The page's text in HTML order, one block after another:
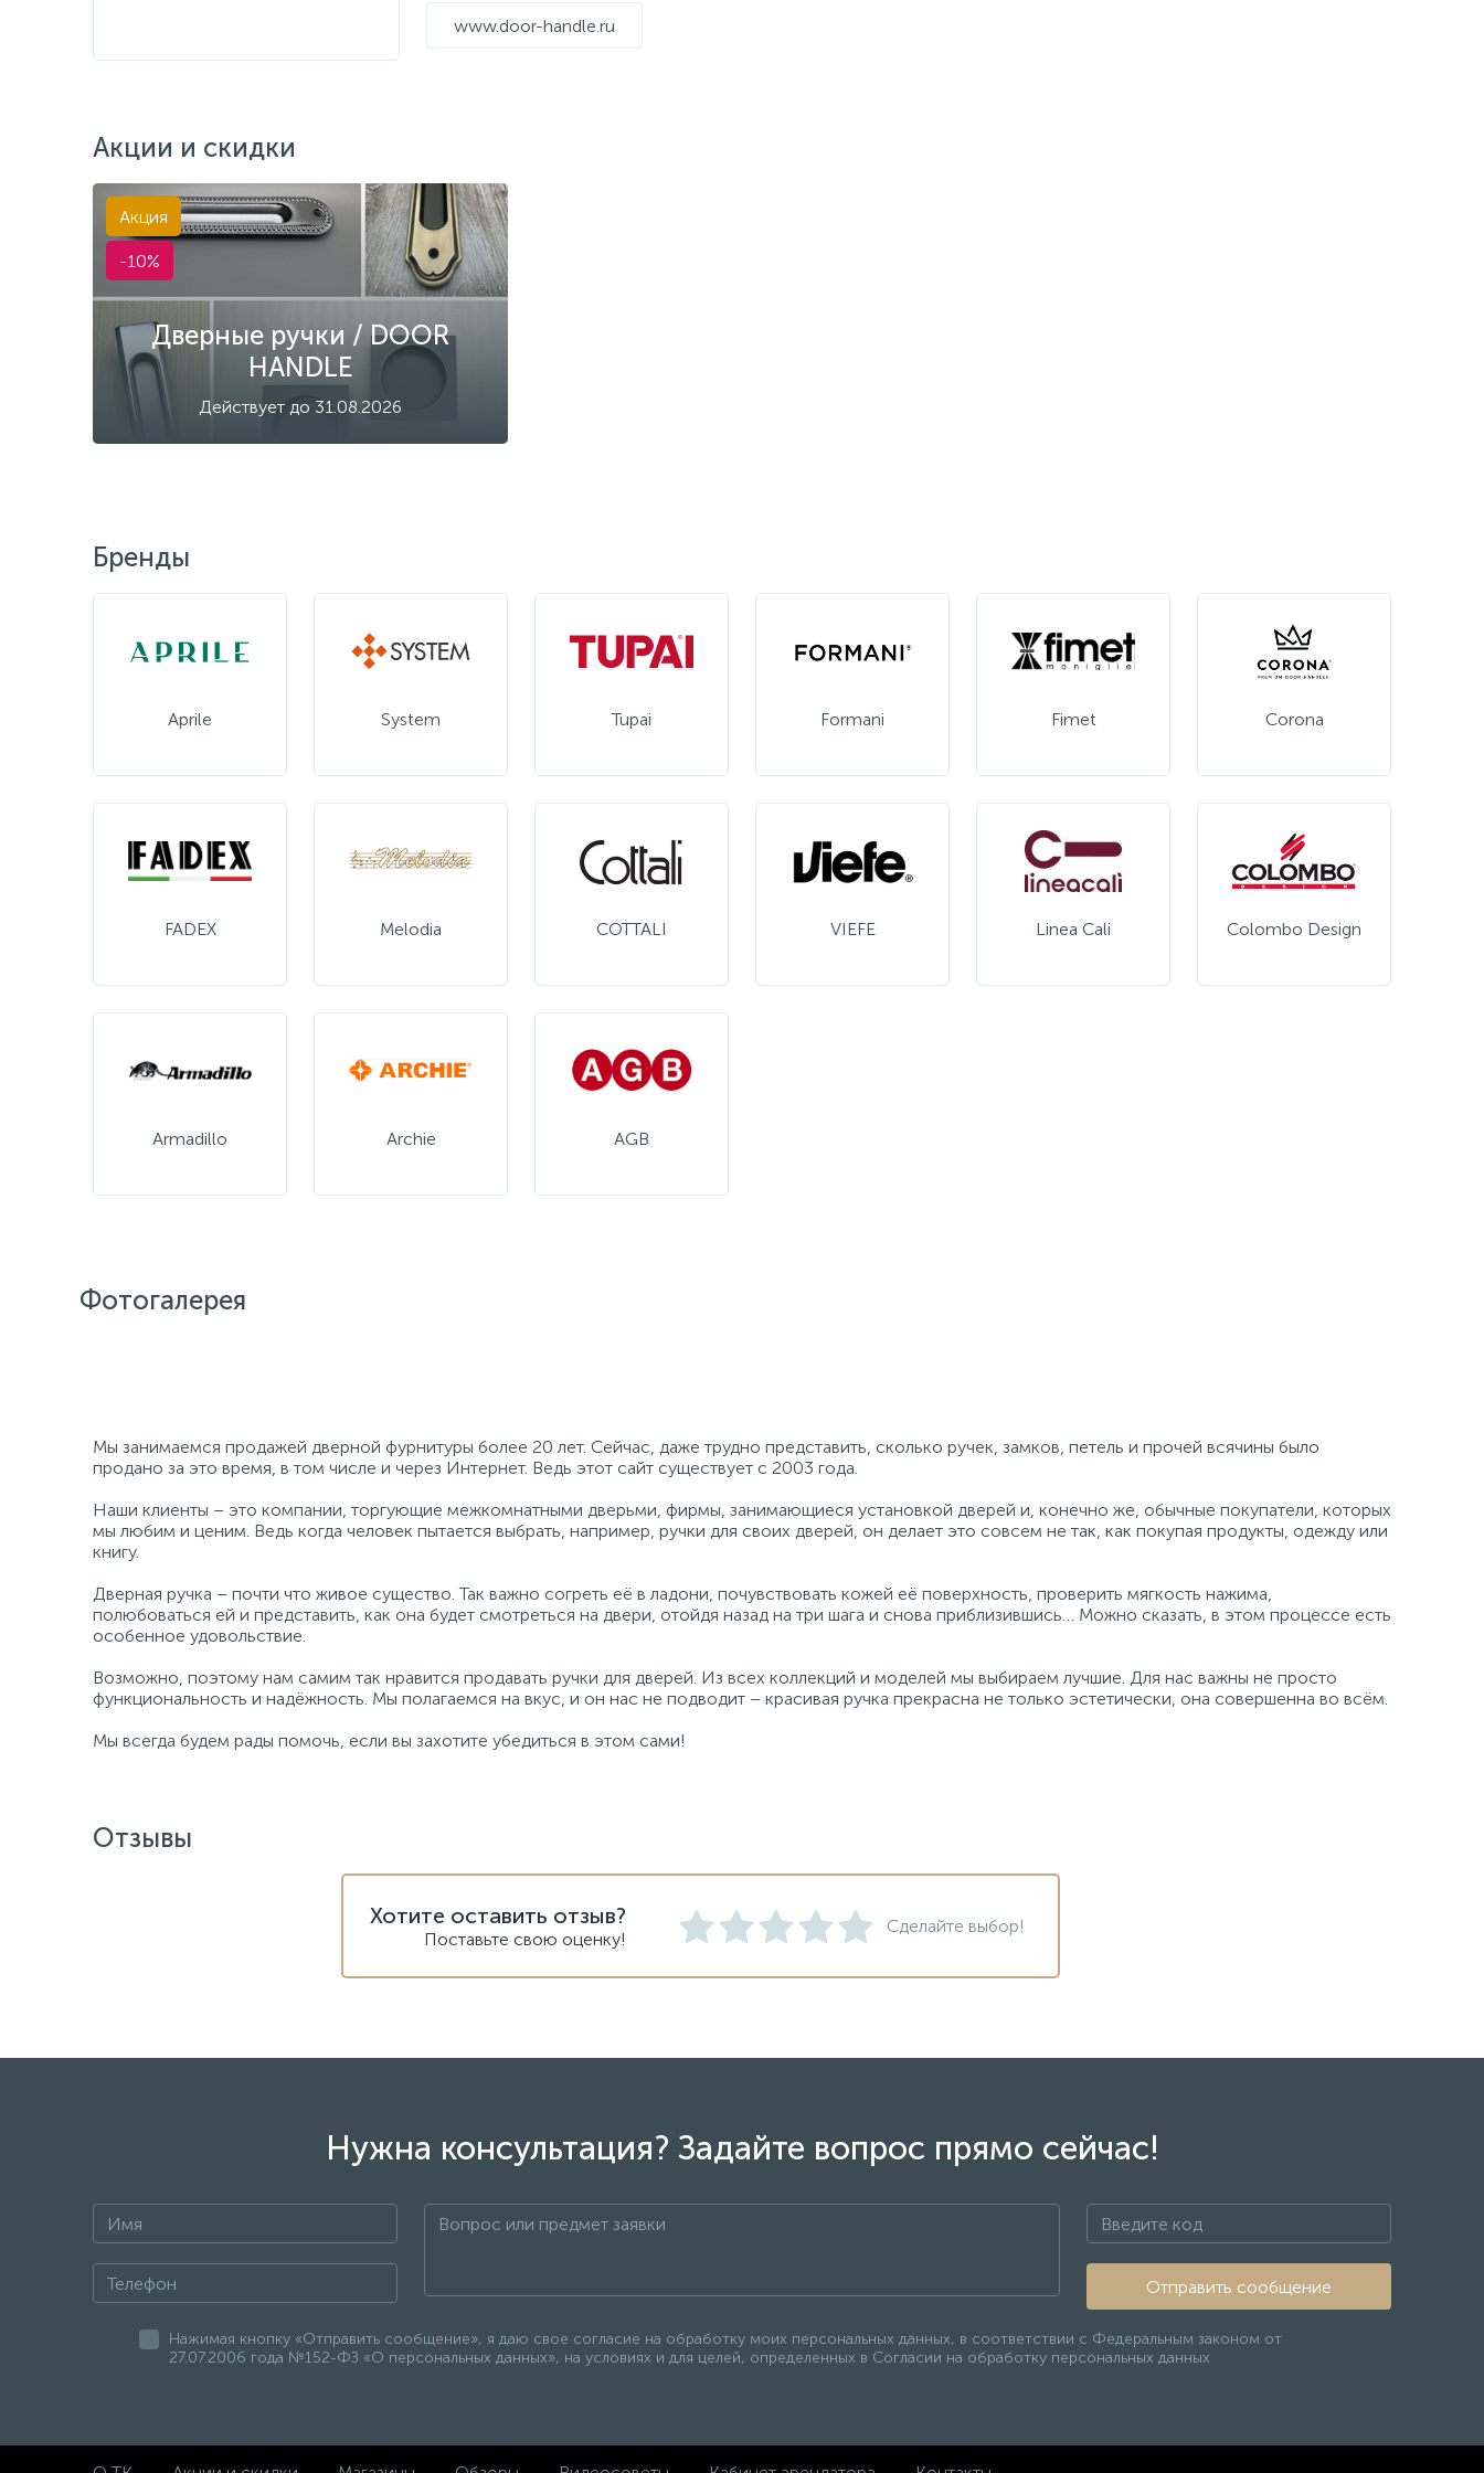
www.door-handle.ru
Акции и скидки
Дверные ручки / DOOR
HANDLE
Действует до 31.08.2026
Акция
-10%
Бренды
Aprile System Tupai Formani Fimet Corona
FADEX Melodia COTTALI VIEFE Linea Cali Colombo Design
Armadillo Archie AGB
Фотогалерея
Мы занимаемся продажей дверной фурнитуры более 20 лет. Сейчас, даже трудно представить, сколько ручек, замков, петель и прочей всячины было
продано за это время, в том числе и через Интернет. Ведь этот сайт существует с 2003 года.
Наши клиенты – это компании, торгующие межкомнатными дверьми, фирмы, занимающиеся установкой дверей и, конечно же, обычные покупатели, которых
мы любим и ценим. Ведь когда человек пытается выбрать, например, ручки для своих дверей, он делает это совсем не так, как покупая продукты, одежду или
книгу.
Дверная ручка – почти что живое существо. Так важно согреть её в ладони, почувствовать кожей её поверхность, проверить мягкость нажима,
полюбоваться ей и представить, как она будет смотреться на двери, отойдя назад на три шага и снова приблизившись… Можно сказать, в этом процессе есть
особенное удовольствие.
Возможно, поэтому нам самим так нравится продавать ручки для дверей. Из всех коллекций и моделей мы выбираем лучшие. Для нас важны не просто
функциональность и надёжность. Мы полагаемся на вкус, и он нас не подводит – красивая ручка прекрасна не только эстетически, она совершенна во всём.
Мы всегда будем рады помочь, если вы захотите убедиться в этом сами!
Отзывы
Хотите оставить отзыв?
Поставьте свою оценку!
Сделайте выбор!
Нужна консультация? Задайте вопрос прямо сейчас!
Отправить сообщение
Нажимая кнопку «Отправить сообщение», я даю свое согласие на обработку моих персональных данных, в соответствии с Федеральным законом от
27.07.2006 года №152-ФЗ «О персональных данных», на условиях и для целей, определенных в Согласии на обработку персональных данных